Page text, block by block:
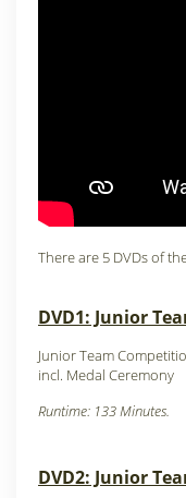
There are 5 DVDs of
DVD1: Junior
Junior Team
incl. Medal Ceremony
Runtime: 133 Minutes.
DVD2: Junior